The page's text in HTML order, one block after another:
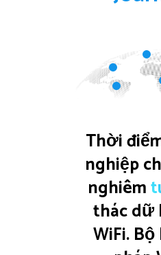
Thời
nghiệp
nghiêm
thác
WiFi.